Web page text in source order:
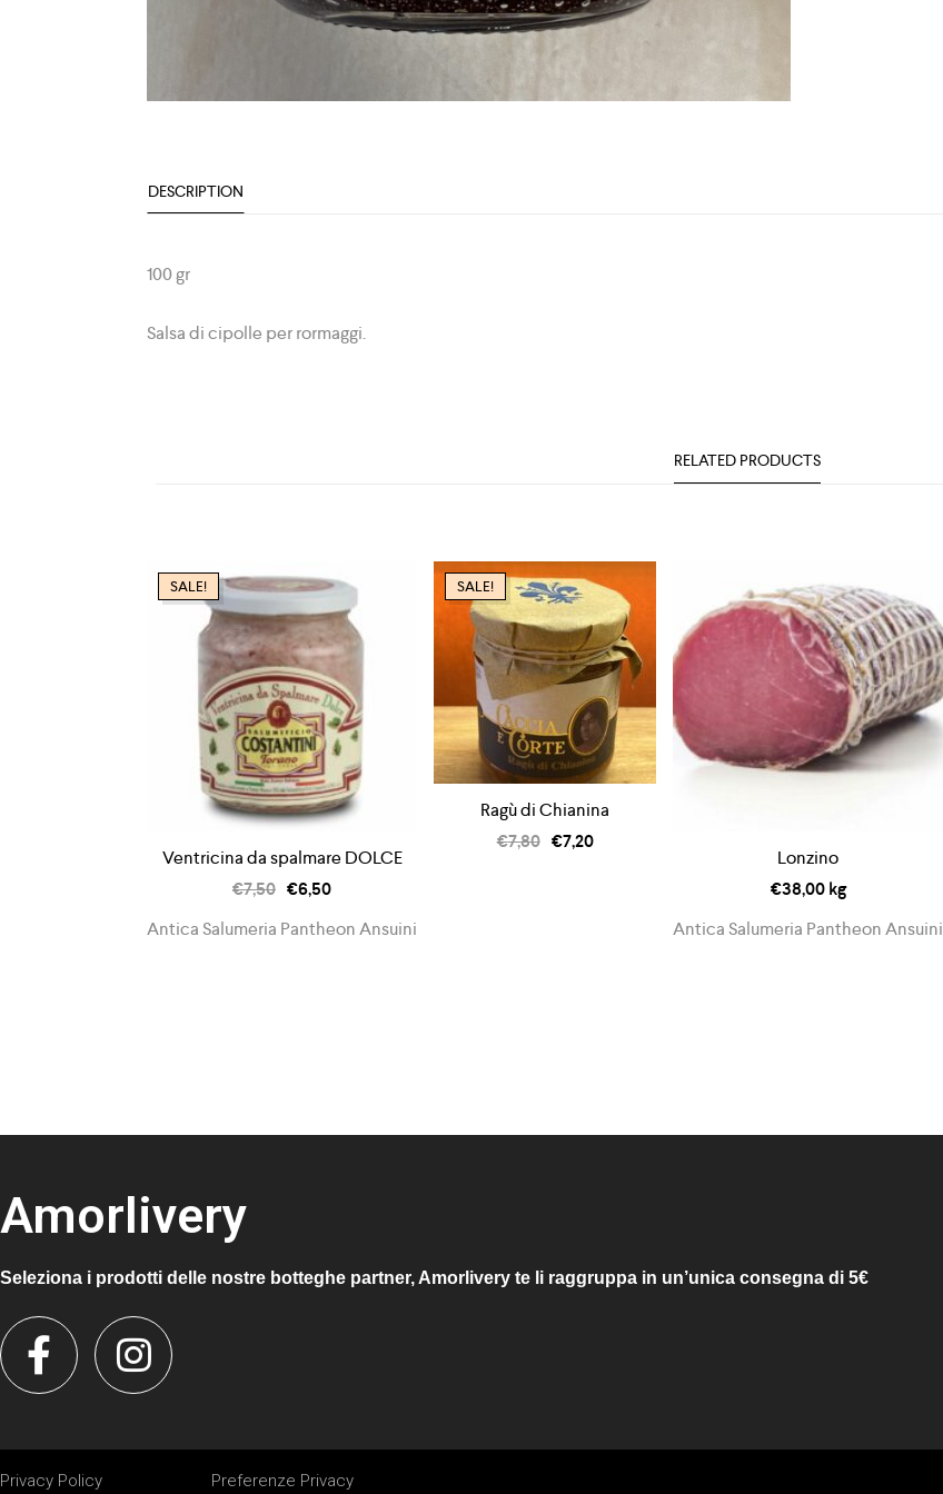
DESCRIPTION
100 gr
Salsa di cipolle per rormaggi.
RELATED PRODUCTS
SALE!
Ventricina da spalmare DOLCE
€7,50 €6,50
Antica Salumeria Pantheon Ansuini
SALE!
Ragù di Chianina
€7,80 €7,20
Lonzino
€38,00kg
Antica Salumeria Pantheon Ansuini
Amorlivery
Seleziona i prodotti delle nostre botteghe partner, Amorlivery te li raggruppa in un’unica consegna di 5€
Privacy Policy Preferenze Privacy